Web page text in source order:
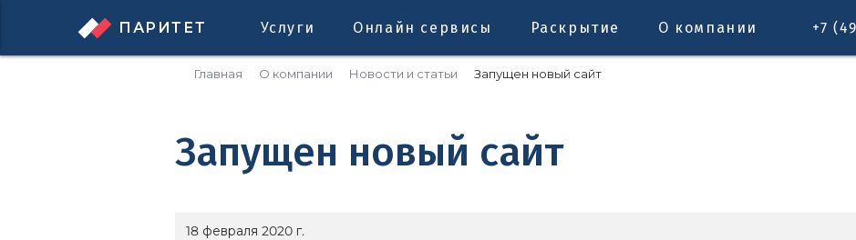
ПАРИТЕТ Услуги Онлайн сервисы Раскрытие О компании +7
Главная О компании Новости и статьи Запущен новый сайт
Запущен новый сайт
18 февраля 2020 г.